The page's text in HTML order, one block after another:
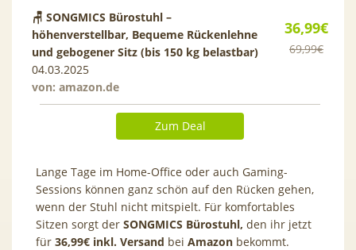
36,99€
69,99€
🪑 SONGMICS Bürostuhl –
höhenverstellbar, Bequeme Rückenlehne
und gebogener Sitz (bis 150 kg belastbar)
04.03.2025
von: amazon.de
Zum Deal
Lange Tage im Home-Office oder auch Gaming-
Sessions können ganz schön auf den Rücken gehen,
wenn der Stuhl nicht mitspielt. Für komfortables
Sitzen sorgt der SONGMICS Bürostuhl, den ihr jetzt
für 36,99€ inkl. Versand bei Amazon bekommt.